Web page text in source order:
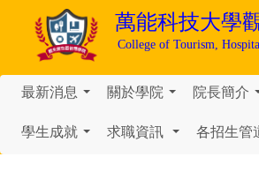
萬能科技大學
College of Tourism,
最新消息 關於學院 院長簡介
學生成就 求職資訊 各招生管